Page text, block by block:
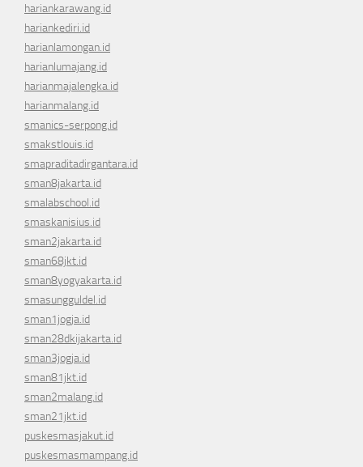
hariankarawang.id
hariankediri.id
harianlamongan.id
harianlumajang.id
harianmajalengka.id
harianmalang.id
smanics-serpong.id
smakstlouis.id
smapraditadirgantara.id
sman8jakarta.id
smalabschool.id
smaskanisius.id
sman2jakarta.id
sman68jkt.id
sman8yogyakarta.id
smasungguldel.id
sman1jogja.id
sman28dkijakarta.id
sman3jogja.id
sman81jkt.id
sman2malang.id
sman21jkt.id
puskesmasjakut.id
puskesmasmampang.id